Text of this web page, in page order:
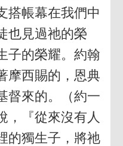
搭帳幕在我們中
也見過祂的榮
子的榮耀。約翰
摩西賜的，恩典
督來的。（約一
，『從來沒有人
的獨生子，將祂